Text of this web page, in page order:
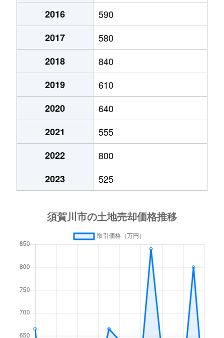
陣場町 800万円
240万円
並木町
1,000万円
並木町
190万円
800万円
虹の台
160万円
1,100万円
日向町
1,800万円
3万円 須賀川
30万円 須賀川
徒歩28分
川東(福島)
徒歩1時間45
森宿
徒歩25分
2016
590
2017
580
2018
840
2019
610
2020
640
2021
555
2022
800
2023
525